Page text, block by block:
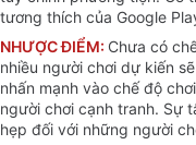
tương thích của Google
NHƯỢC ĐIỂM: Chưa có
nhiều người chơi dự kiến
nhấn mạnh vào chế độ
người chơi cạnh tranh. Sự
hẹp đối với những người